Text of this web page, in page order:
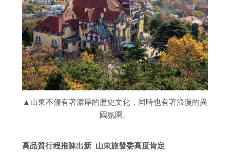
▲山東不僅有著濃厚的歷史文化，同時也有著浪漫的異
國氛圍。
高品質行程推陳出新 山東旅發委高度肯定